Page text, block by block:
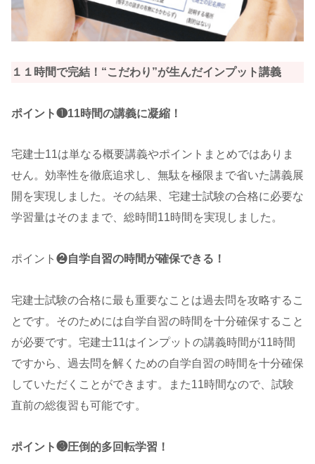
１１時間で完結！“こだわり”が生んだインプット講義
ポイント❶11時間の講義に凝縮！
宅建士11は単なる概要講義やポイントまとめではありま
せん。効率性を徹底追求し、無駄を極限まで省いた講義展
開を実現しました。その結果、宅建士試験の合格に必要な
学習量はそのままで、総時間11時間を実現しました。
ポイント❷自学自習の時間が確保できる！
宅建士試験の合格に最も重要なことは過去問を攻略するこ
とです。そのためには自学自習の時間を十分確保すること
が必要です。宅建士11はインプットの講義時間が11時間
ですから、過去問を解くための自学自習の時間を十分確保
していただくことができます。また11時間なので、試験
直前の総復習も可能です。
ポイント❸圧倒的多回転学習！